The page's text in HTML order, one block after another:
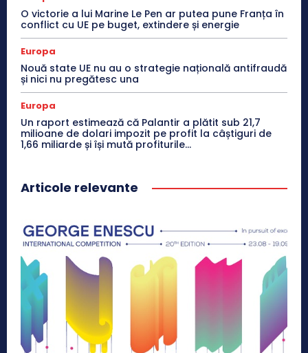
O victorie a lui Marine Le Pen ar putea pune Franța în
conflict cu UE pe buget, extindere și energie
Europa
Nouă state UE nu au o strategie națională antifraudă
și nici nu pregătesc una
Europa
Un raport estimează că Palantir a plătit sub 21,7
milioane de dolari impozit pe profit la câștiguri de
1,66 miliarde și își mută profiturile...
Articole relevante